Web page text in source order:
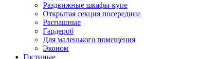
Раздвижные шкафы-купе
Открытая секция посередине
Распашные
Гардероб
Для маленького помещения
Эконом
Гостиные